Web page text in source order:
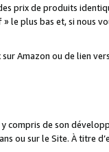
prix de produits
le plus bas et, si nous
sur Amazon ou de lien
compris de son
ou sur le Site. À titre